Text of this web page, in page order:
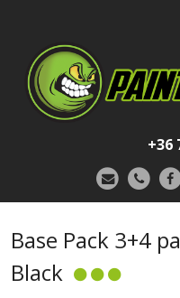
+36
Base Pack 3+4
Black